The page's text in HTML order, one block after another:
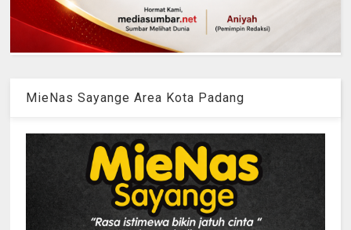
MieNas Sayange Area Kota Padang